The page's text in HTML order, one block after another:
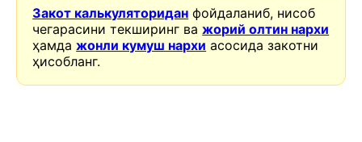
Закот калькуляторидан фойдаланиб, нисоб
чегарасини текширинг важорий олтин нархи
ҳамдажонли кумуш нархи асосида закотни
ҳисобланг.